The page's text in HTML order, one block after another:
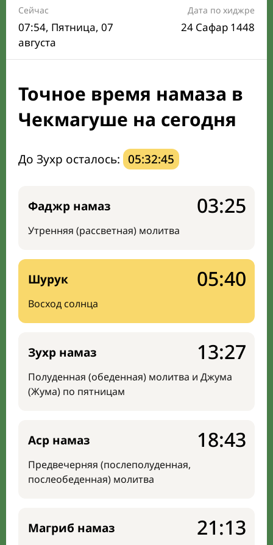
Расписание на месяц
Время Сухура и Ифтара на сегодня
Календарь рамадана
Мечети и молельные комнаты
Направление киблы
Сейчас
07:54, Пятница, 07
августа
Дата по хиджре
24 Сафар 1448
Точное время намаза в
Чекмагуше на сегодня
До Зухр осталось: 05:32:44
Фаджр намаз
Утренняя (рассветная) молитва
03:25
Шурук
Восход солнца
05:40
Зухр намаз
Полуденная (обеденная) молитва и Джума
(Жума) по пятницам
13:27
Аср намаз
Предвечерняя (послеполуденная,
послеобеденная) молитва
18:43
Магриб намаз 21:13